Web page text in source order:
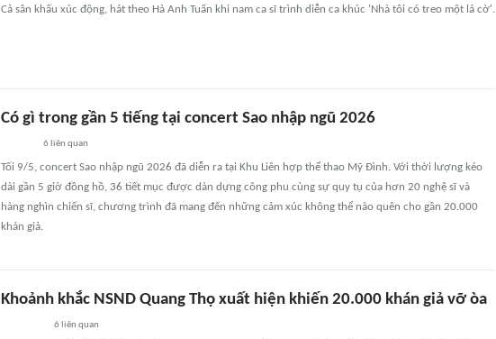
Cả sân khấu xúc động, hát theo Hà Anh Tuấn khi nam ca sĩ trình diễn ca khúc 'Nhà tôi có treo một lá cờ'.
Có gì trong gần 5 tiếng tại concert Sao nhập ngũ 2026
6 liên quan
Tối 9/5, concert Sao nhập ngũ 2026 đã diễn ra tại Khu Liên hợp thể thao Mỹ Đình. Với thời lượng kéo
dài gần 5 giờ đồng hồ, 36 tiết mục được dàn dựng công phu cùng sự quy tụ của hơn 20 nghệ sĩ và
hàng nghìn chiến sĩ, chương trình đã mang đến những cảm xúc không thể nào quên cho gần 20.000
khán giả.
Khoảnh khắc NSND Quang Thọ xuất hiện khiến 20.000 khán giả vỡ òa
6 liên quan